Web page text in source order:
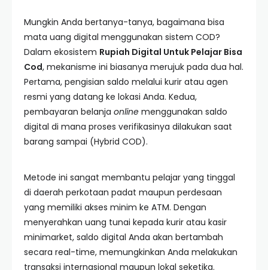
Mungkin Anda bertanya-tanya, bagaimana bisa
mata uang digital menggunakan sistem COD?
Dalam ekosistem Rupiah Digital Untuk Pelajar Bisa
Cod, mekanisme ini biasanya merujuk pada dua hal.
Pertama, pengisian saldo melalui kurir atau agen
resmi yang datang ke lokasi Anda. Kedua,
pembayaran belanja online menggunakan saldo
digital di mana proses verifikasinya dilakukan saat
barang sampai (Hybrid COD).
Metode ini sangat membantu pelajar yang tinggal
di daerah perkotaan padat maupun perdesaan
yang memiliki akses minim ke ATM. Dengan
menyerahkan uang tunai kepada kurir atau kasir
minimarket, saldo digital Anda akan bertambah
secara real-time, memungkinkan Anda melakukan
transaksi internasional maupun lokal seketika.